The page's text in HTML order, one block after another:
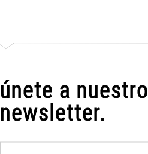
únete a nuestro
newsletter.